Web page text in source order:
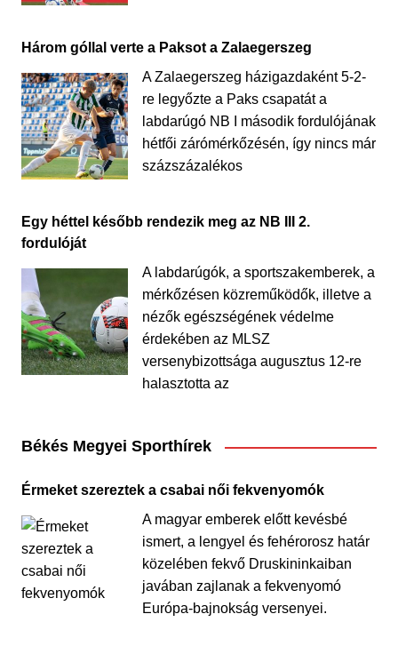
Három góllal verte a Paksot a Zalaegerszeg
A Zalaegerszeg házigazdaként 5-2-
re legyőzte a Paks csapatát a
labdarúgó NB I második fordulójának
hétfői zárómérkőzésén, így nincs már
százszázalékos
Egy héttel később rendezik meg az NB III 2.
fordulóját
A labdarúgók, a sportszakemberek, a
mérkőzésen közreműködők, illetve a
nézők egészségének védelme
érdekében az MLSZ
versenybizottsága augusztus 12-re
halasztotta az
Békés Megyei Sporthírek
Érmeket szereztek a csabai női fekvenyomók
A magyar emberek előtt kevésbé
ismert, a lengyel és fehérorosz határ
közelében fekvő Druskininkaiban
javában zajlanak a fekvenyomó
Európa-bajnokság versenyei.